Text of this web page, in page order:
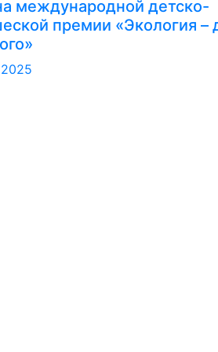
международной детско-
премии «Экология –